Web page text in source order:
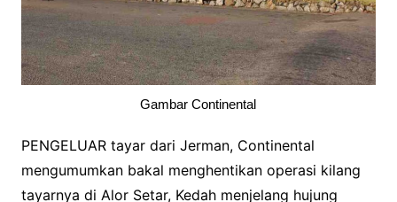
Gambar Continental
PENGELUAR tayar dari Jerman, Continental
mengumumkan bakal menghentikan operasi kilang
tayarnya di Alor Setar, Kedah menjelang hujung